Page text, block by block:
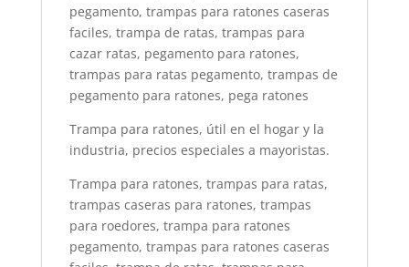
pegamento, trampas para ratones caseras
faciles, trampa de ratas, trampas para
cazar ratas, pegamento para ratones,
trampas para ratas pegamento, trampas de
pegamento para ratones, pega ratones
Trampa para ratones, útil en el hogar y la
industria, precios especiales a mayoristas.
Trampa para ratones, trampas para ratas,
trampas caseras para ratones, trampas
para roedores, trampa para ratones
pegamento, trampas para ratones caseras